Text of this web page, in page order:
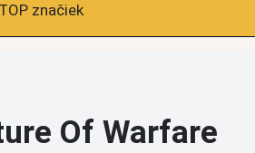
značiek
Of Warfare